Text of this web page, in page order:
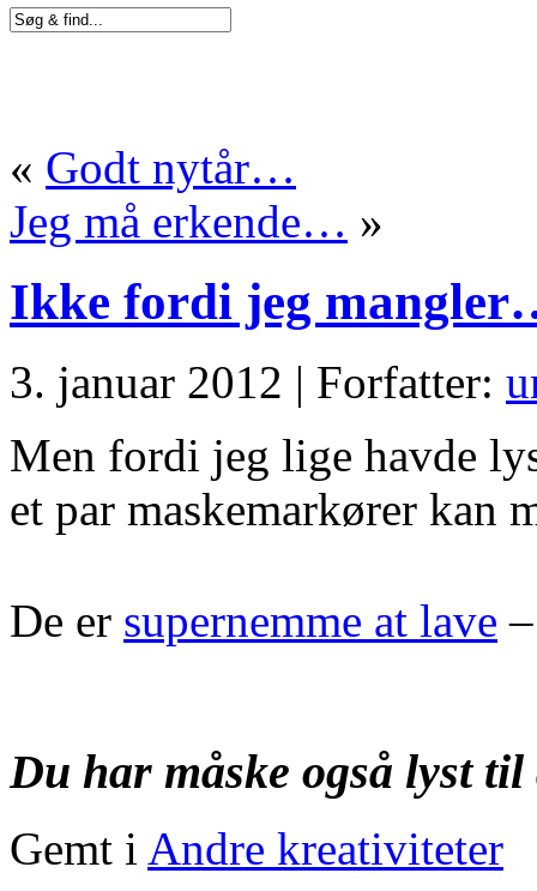
« Godt nytår…
Jeg må erkende… »
Ikke fordi jeg
3. januar 2012 | Forfatter:
Men fordi jeg lige havde
et par maskemarkører kan
De er supernemme at lave
Du har måske også lyst
Gemt i Andre kreativiteter